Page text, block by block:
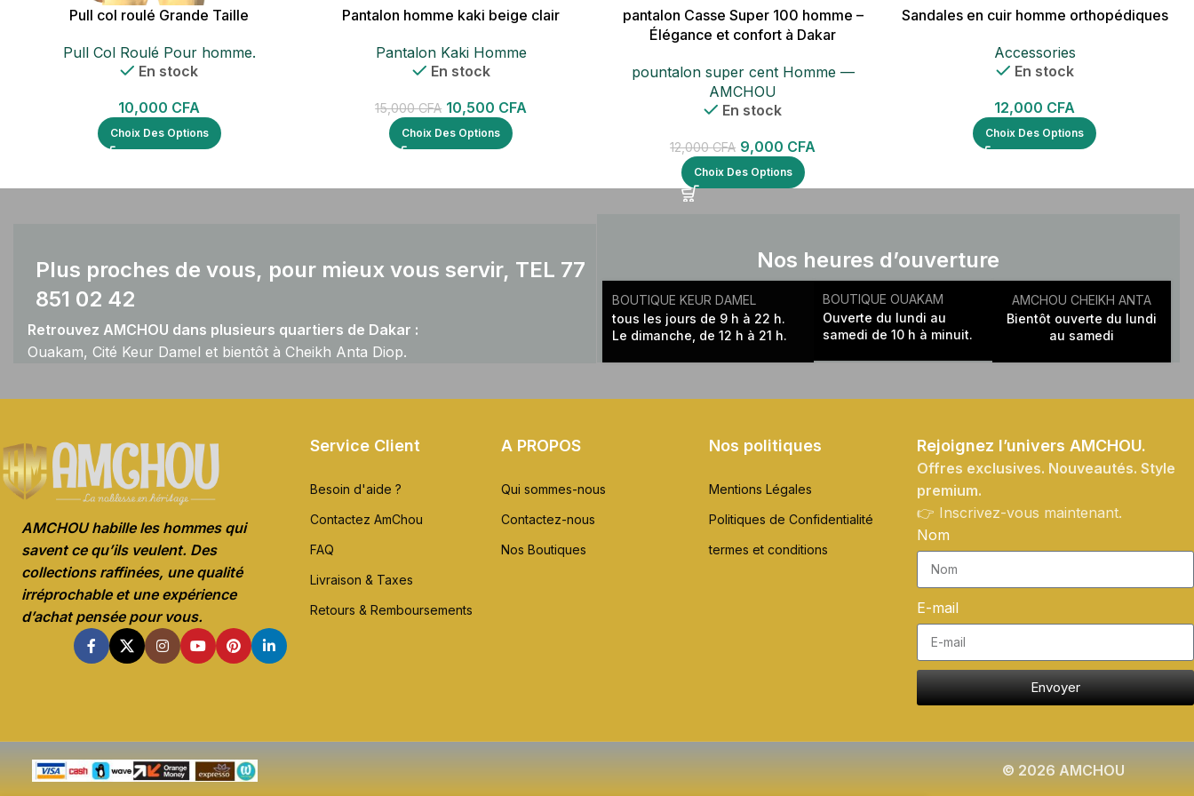
Pull col roulé Grande Taille
Pull Col Roulé Pour homme.
En stock
10,000 CFA
Choix Des Options
Pantalon homme kaki beige clair
Pantalon Kaki Homme
En stock
15,000CFA 10,500 CFA
Choix Des Options
pantalon Casse Super 100 homme –
Élégance et confort à Dakar
pountalon super cent Homme —
AMCHOU
En stock
12,000CFA 9,000 CFA
Choix Des Options
Sandales en cuir homme orthopédiques
Accessories
En stock
12,000 CFA
Choix Des Options
Plus proches de vous, pour mieux vous servir, TEL 77
851 02 42
Retrouvez AMCHOU dans plusieurs quartiers de Dakar :
Ouakam, Cité Keur Damel et bientôt à Cheikh Anta Diop.
Nos heures d’ouverture
BOUTIQUE KEUR DAMEL
tous les jours de 9 h à 22 h.
Le dimanche, de 12 h à 21 h.
BOUTIQUE OUAKAM
Ouverte du lundi au
samedi de 10 h à minuit.
AMCHOU CHEIKH ANTA
Bientôt ouverte du lundi
au samedi
AMCHOU habille les hommes qui
savent ce qu’ils veulent. Des
collections raffinées, une qualité
irréprochable et une expérience
d’achat pensée pour vous.
Service Client
Besoin d'aide ?
Contactez AmChou
FAQ
Livraison & Taxes
Retours & Remboursements
A PROPOS
Qui sommes-nous
Contactez-nous
Nos Boutiques
Nos politiques
Mentions Légales
Politiques de Confidentialité
termes et conditions
Rejoignez l’univers AMCHOU.
Offres exclusives. Nouveautés. Style
premium.
👉 Inscrivez-vous maintenant.
Nom
E-mail
Envoyer
© 2026 AMCHOU